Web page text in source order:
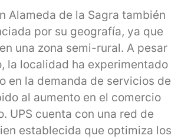
Alameda de la Sagra también
por su geografía, ya que
una zona semi-rural. A pesar
la localidad ha experimentado
en la demanda de servicios de
al aumento en el comercio
UPS cuenta con una red de
establecida que optimiza los